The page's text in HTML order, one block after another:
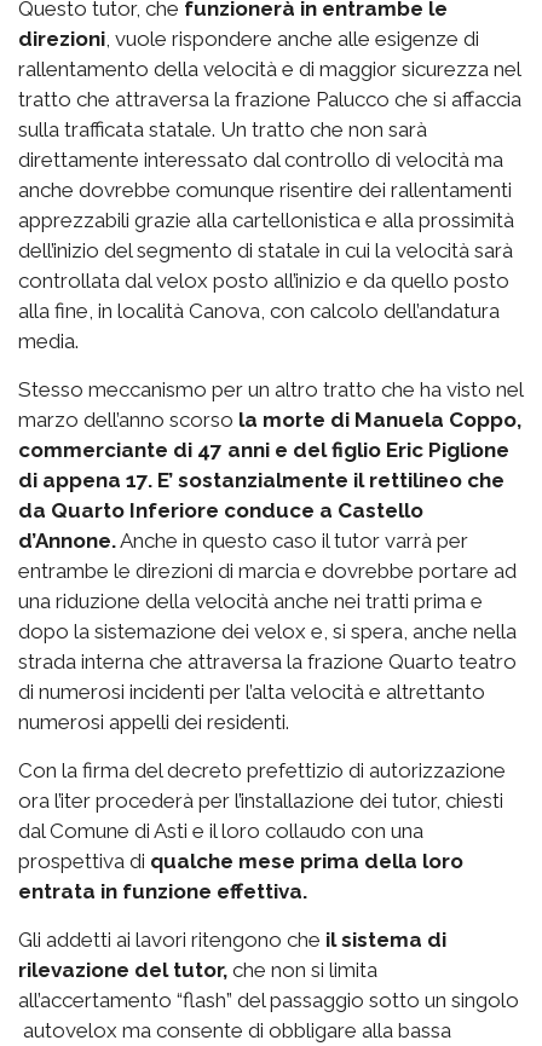
Questo tutor, che funzionerà in entrambe le
direzioni , vuole rispondere anche alle esigenze di
rallentamento della velocità e di maggior sicurezza nel
tratto che attraversa la frazione Palucco che si affaccia
sulla trafficata statale. Un tratto che non sarà
direttamente interessato dal controllo di velocità ma
anche dovrebbe comunque risentire dei rallentamenti
apprezzabili grazie alla cartellonistica e alla prossimità
dell’inizio del segmento di statale in cui la velocità sarà
controllata dal velox posto all’inizio e da quello posto
alla fine, in località Canova, con calcolo dell’andatura
media.
Stesso meccanismo per un altro tratto che ha visto nel
marzo dell’anno scorso la morte di Manuela Coppo,
commerciante di 47 anni e del figlio Eric Piglione
di appena 17. E’ sostanzialmente il rettilineo che
da Quarto Inferiore conduce a Castello
d’Annone.Anche in questo caso il tutor varrà per
entrambe le direzioni di marcia e dovrebbe portare ad
una riduzione della velocità anche nei tratti prima e
dopo la sistemazione dei velox e, si spera, anche nella
strada interna che attraversa la frazione Quarto teatro
di numerosi incidenti per l’alta velocità e altrettanto
numerosi appelli dei residenti.
Con la firma del decreto prefettizio di autorizzazione
ora l’iter procederà per l’installazione dei tutor, chiesti
dal Comune di Asti e il loro collaudo con una
prospettiva di qualche mese prima della loro
entrata in funzione effettiva.
Gli addetti ai lavori ritengono che il sistema di
rilevazione del tutor, che non si limita
all’accertamento “flash” del passaggio sotto un singolo
autovelox ma consente di obbligare alla bassa